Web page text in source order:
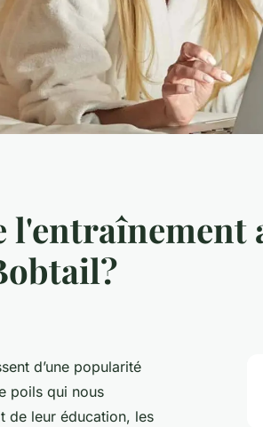
d’une popularité
poils qui nous
de leur éducation, les